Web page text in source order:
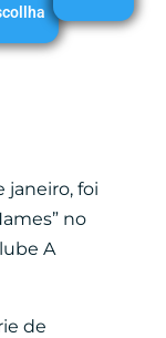
janeiro, foi
no
A
de